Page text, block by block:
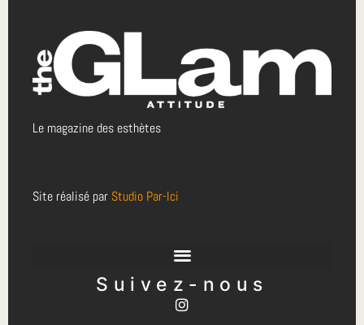
Le magazine des esthètes
Site réalisé par Studio Par-Ici
Suivez-nous